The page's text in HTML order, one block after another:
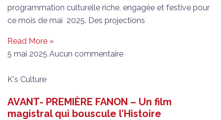
programmation culturelle riche, engagée et festive pour
ce mois de mai 2025. Des projections
Read More »
5 mai 2025 Aucun commentaire
K's Culture
AVANT- PREMIÈRE FANON – Un film
magistral qui bouscule l’Histoire